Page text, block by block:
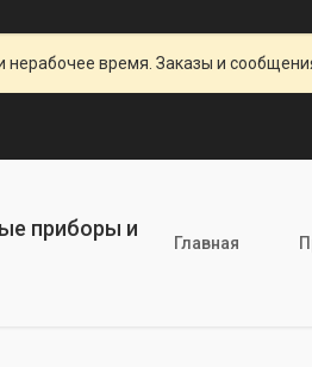
нерабочее время. Заказы и
приборы и
Главная